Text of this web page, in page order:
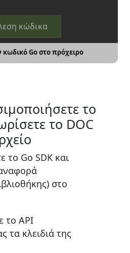
κώδικα
κωδικό Go στο πρόχειρο
το
το DOC
το Go SDK και
στο
το API
τα κλειδιά της